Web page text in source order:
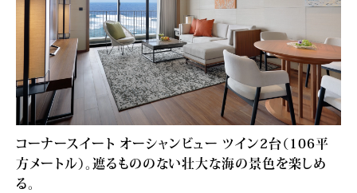
コーナースイート オーシャンビュー ツイン2台（106平
方メートル）。遮るもののない壮大な海の景色を楽しめ
る。